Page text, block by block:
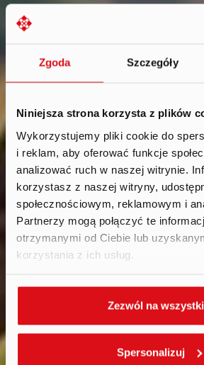
Zgoda Szczegóły
Niniejsza strona korzysta z plików
Wykorzystujemy pliki cookie do
i reklam, aby oferować funkcje
analizować ruch w naszej witrynie.
korzystasz z naszej witryny,
społecznościowym, reklamowym i
Partnerzy mogą połączyć te
otrzymanymi od Ciebie lub
korzystania z ich usług.
Zezwól na
Spersonalizuj
News.
2026